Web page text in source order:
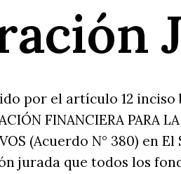
por el artículo 12 inciso
FINANCIERA PARA
(Acuerdo N° 380) en
jurada que todos los